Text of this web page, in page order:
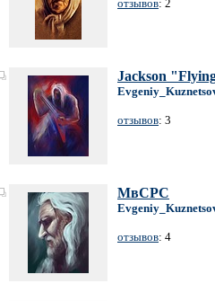
отзывов: 2
Jackson
отзывов: 3
МвСРС
отзывов: 4